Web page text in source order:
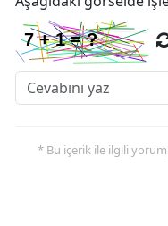
* Bu içerik ile ilgili yorum